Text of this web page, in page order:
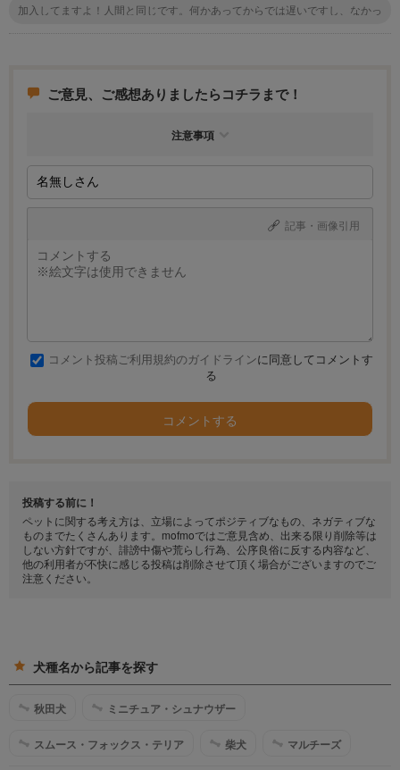
加入してますよ！人間と同じです。何かあってからでは遅いですし、なかっ
思わないでしょ？
ご意見、ご感想ありましたらコチラまで！
注意事項
記事・画像引用
コメント投稿ご利用規約のガイドラインに同意してコメントす
る
コメントする
投稿する前に！
ペットに関する考え方は、立場によってポジティブなもの、ネガティブな
ものまでたくさんあります。mofmoではご意見含め、出来る限り削除等は
しない方針ですが、誹謗中傷や荒らし行為、公序良俗に反する内容など、
他の利用者が不快に感じる投稿は削除させて頂く場合がございますのでご
注意ください。
犬種名から記事を探す
秋田犬 ミニチュア・シュナウザー
スムース・フォックス・テリア 柴犬 マルチーズ